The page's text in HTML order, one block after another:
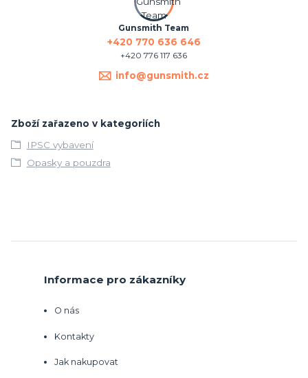
Gunsmith Team
+420 770 636 646
+420 776 117 636
info@gunsmith.cz
Zboží zařazeno v kategoriích
IPSC vybavení
Opasky a pouzdra
Informace pro zákazníky
O nás
Kontakty
Jak nakupovat